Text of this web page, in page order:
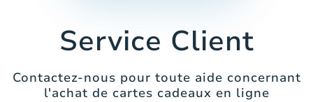
Service Client
Contactez-nous pour toute aide concernant
l'achat de cartes cadeaux en ligne